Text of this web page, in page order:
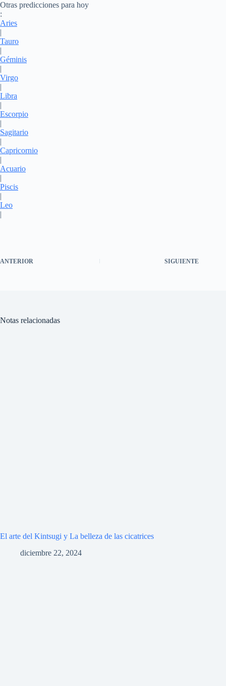
Otras predicciones para hoy
:
Aries
|
Tauro
|
Géminis
|
Virgo
|
Libra
|
Escorpio
|
Sagitario
|
Capricornio
|
Acuario
|
Piscis
|
Leo
|
ANTERIOR SIGUIENTE
Notas relacionadas
El arte del Kintsugi y La belleza de las cicatrices
diciembre 22, 2024